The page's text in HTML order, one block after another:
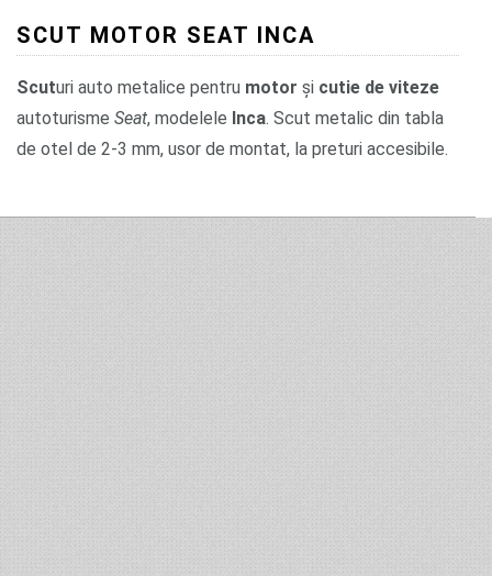
SCUT MOTOR SEAT INCA
Scuturi auto metalice pentru motor și cutie de viteze
autoturisme Seat, modelele Inca. Scut metalic din tabla
de otel de 2-3 mm, usor de montat, la preturi accesibile.